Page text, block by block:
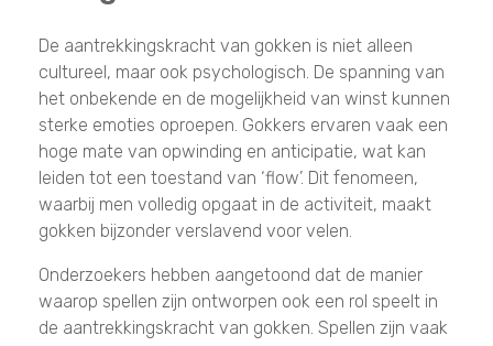
De aantrekkingskracht van gokken is niet alleen
cultureel, maar ook psychologisch. De spanning van
het onbekende en de mogelijkheid van winst kunnen
sterke emoties oproepen. Gokkers ervaren vaak een
hoge mate van opwinding en anticipatie, wat kan
leiden tot een toestand van ‘flow’. Dit fenomeen,
waarbij men volledig opgaat in de activiteit, maakt
gokken bijzonder verslavend voor velen.
Onderzoekers hebben aangetoond dat de manier
waarop spellen zijn ontworpen ook een rol speelt in
de aantrekkingskracht van gokken. Spellen zijn vaak